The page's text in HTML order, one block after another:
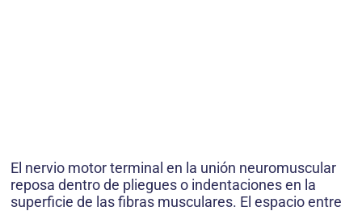
El nervio motor terminal en la unión neuromuscular
reposa dentro de pliegues o indentaciones en la
superficie de las fibras musculares. El espacio entre